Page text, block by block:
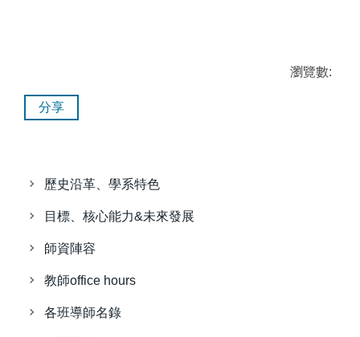
瀏覽數:
分享
歷史沿革、學系特色
目標、核心能力&未來發展
師資陣容
教師office hours
各班導師名錄